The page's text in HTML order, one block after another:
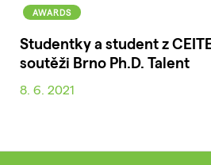
AWARDS
Studentky a student z
soutěži Brno Ph.D. Talent
8. 6. 2021